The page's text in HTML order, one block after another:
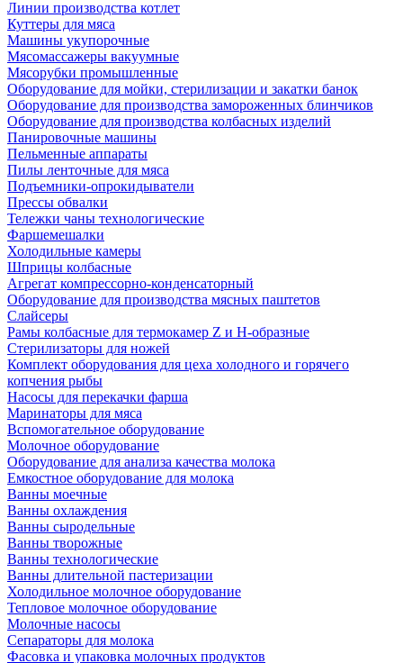
Линии производства котлет
Куттеры для мяса
Машины укупорочные
Мясомассажеры вакуумные
Мясорубки промышленные
Оборудование для мойки, стерилизации и закатки банок
Оборудование для производства замороженных блинчиков
Оборудование для производства колбасных изделий
Панировочные машины
Пельменные аппараты
Пилы ленточные для мяса
Подъемники-опрокидыватели
Прессы обвалки
Тележки чаны технологические
Фаршемешалки
Холодильные камеры
Шприцы колбасные
Агрегат компрессорно-конденсаторный
Оборудование для производства мясных паштетов
Слайсеры
Рамы колбасные для термокамер Z и H-образные
Стерилизаторы для ножей
Комплект оборудования для цеха холодного и горячего
копчения рыбы
Насосы для перекачки фарша
Маринаторы для мяса
Вспомогательное оборудование
Молочное оборудование
Оборудование для анализа качества молока
Емкостное оборудование для молока
Ванны моечные
Ванны охлаждения
Ванны сыродельные
Ванны творожные
Ванны технологические
Ванны длительной пастеризации
Холодильное молочное оборудование
Тепловое молочное оборудование
Молочные насосы
Сепараторы для молока
Фасовка и упаковка молочных продуктов